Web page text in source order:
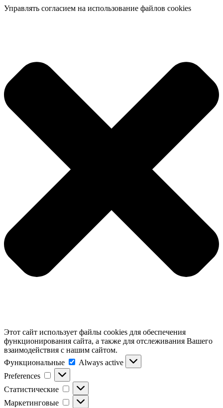
Управлять согласием на использование файлов cookies
Этот сайт использует файлы cookies для обеспечения
функционирования сайта, а также для отслеживания Вашего
взаимодействия с нашим сайтом.
Функциональные
Функциональные
Always active
Preferences
Preferences
Статистические Статистические
Маркетинговые Маркетинговые